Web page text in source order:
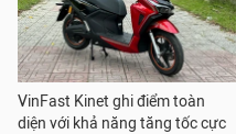
VinFast Kinet ghi điểm toàn
diện với khả năng tăng tốc cực